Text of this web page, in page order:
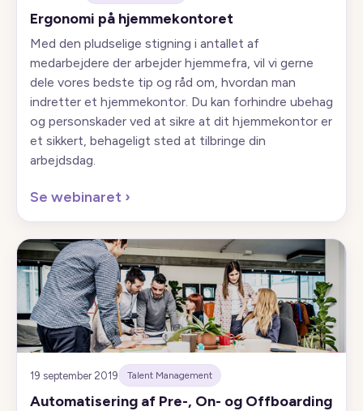
Ergonomi på hjemmekontoret
Med den pludselige stigning i antallet af
medarbejdere der arbejder hjemmefra, vil vi gerne
dele vores bedste tip og råd om, hvordan man
indretter et hjemmekontor. Du kan forhindre ubehag
og personskader ved at sikre at dit hjemmekontor er
et sikkert, behageligt sted at tilbringe din
arbejdsdag.
Se webinaret ›
19 september 2019 Talent Management
Automatisering af Pre-, On- og Offboarding